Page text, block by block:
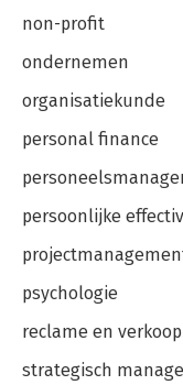
non-profit
ondernemen
organisatiekunde
personal finance
persoonlijke
psychologie
reclame en verkoop
strategisch